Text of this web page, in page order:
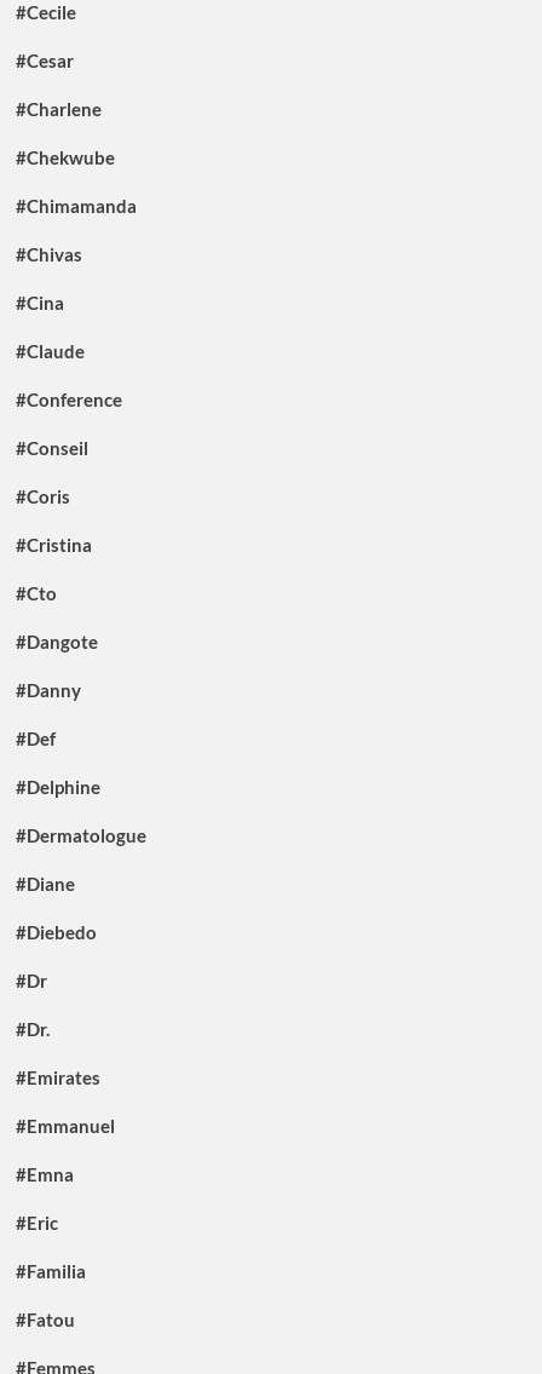
#Cecile
#Cesar
#Charlene
#Chekwube
#Chimamanda
#Chivas
#Cina
#Claude
#Conference
#Conseil
#Coris
#Cristina
#Cto
#Dangote
#Danny
#Def
#Delphine
#Dermatologue
#Diane
#Diebedo
#Dr
#Dr.
#Emirates
#Emmanuel
#Emna
#Eric
#Familia
#Fatou
#Femmes